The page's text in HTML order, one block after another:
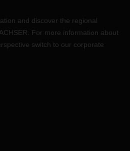
and discover the regional
For more information about
switch to our corporate